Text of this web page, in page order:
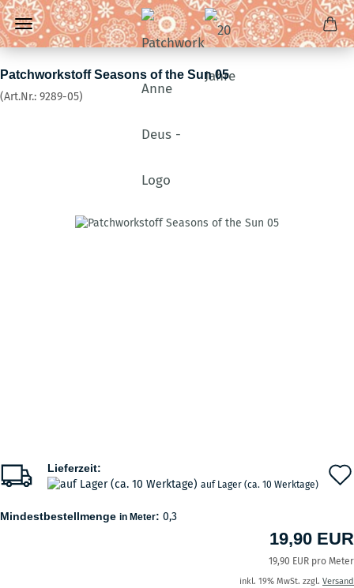
Patchworkstoff Seasons of the Sun 05
(Art.Nr.: 9289-05)
Lieferzeit:
auf Lager (ca. 10 Werktage)
Mindestbestellmenge in Meter: 0,3
19,90 EUR
19,90 EUR pro Meter
inkl. 19% MwSt. zzgl. Versand